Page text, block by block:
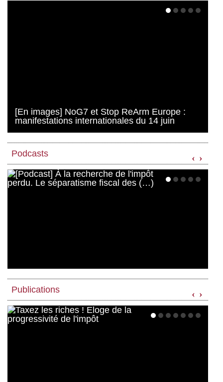
[En images] NoG7 et Stop ReArm Europe :
manifestations internationales du 14 juin
Podcasts ‹ ›
Publications ‹ ›